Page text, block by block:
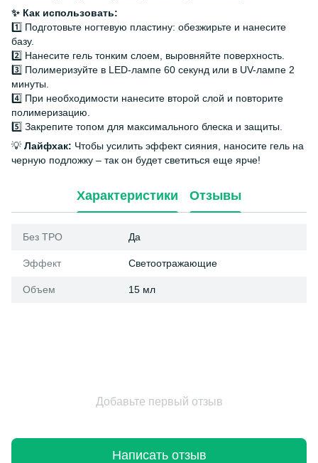
✨ Как использовать:
1️⃣ Подготовьте ногтевую пластину: обезжирьте и нанесите
базу.
2️⃣ Нанесите гель тонким слоем, выровняйте поверхность.
3️⃣ Полимеризуйте в LED-лампе 60 секунд или в UV-лампе 2
минуты.
4️⃣ При необходимости нанесите второй слой и повторите
полимеризацию.
5️⃣ Закрепите топом для максимального блеска и защиты.
💡 Лайфхак: Чтобы усилить эффект сияния, наносите гель на
черную подложку – так он будет светиться еще ярче!
Характеристики Отзывы
Без ТРО Да
Эффект Светоотражающие
Объем 15 мл
Добавьте первый отзыв
Написать отзыв